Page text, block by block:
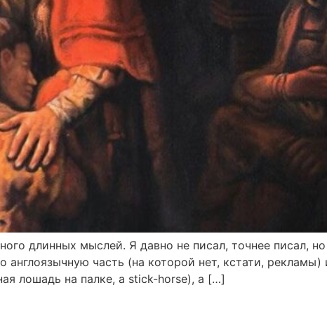
длинных мыслей. Я давно не писал, точнее писал,
англоязычную часть (на которой нет, кстати,
лошадь на палке, a stick-horse), а […]